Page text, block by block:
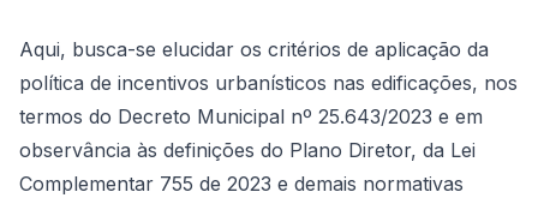
Aqui, busca-se elucidar os critérios de aplicação da
política de incentivos urbanísticos nas edificações, nos
termos do Decreto Municipal nº 25.643/2023 e em
observância às definições do Plano Diretor, da Lei
Complementar 755 de 2023 e demais normativas